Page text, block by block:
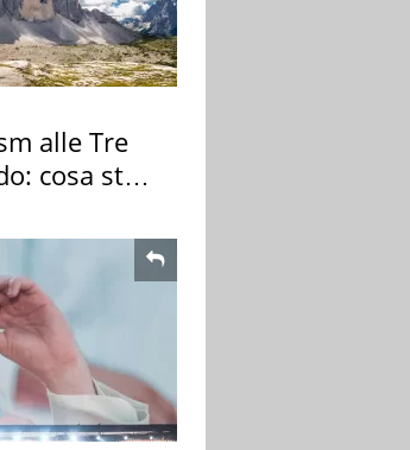
alle Tre
cosa sta